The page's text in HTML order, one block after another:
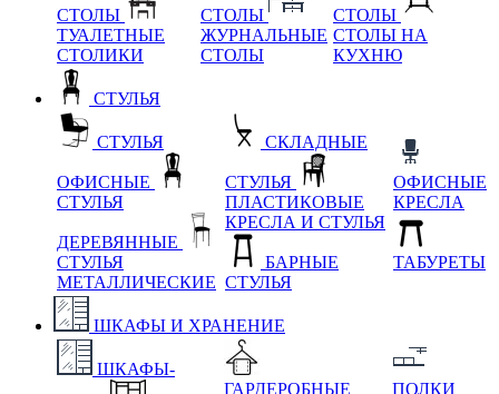
СТОЛЫ
ТУАЛЕТНЫЕ
СТОЛИКИ
СТОЛЫ
ЖУРНАЛЬНЫЕ
СТОЛЫ
СТОЛЫ
СТОЛЫ НА
КУХНЮ
СТУЛЬЯ
СТУЛЬЯ
ОФИСНЫЕ
СТУЛЬЯ
ДЕРЕВЯННЫЕ
СТУЛЬЯ
МЕТАЛЛИЧЕСКИЕ
СКЛАДНЫЕ
СТУЛЬЯ
ПЛАСТИКОВЫЕ
КРЕСЛА И СТУЛЬЯ
БАРНЫЕ
СТУЛЬЯ
ОФИСНЫЕ
КРЕСЛА
ТАБУРЕТЫ
ШКАФЫ И ХРАНЕНИЕ
ШКАФЫ-
ГАРДЕРОБНЫЕ
ПОЛКИ